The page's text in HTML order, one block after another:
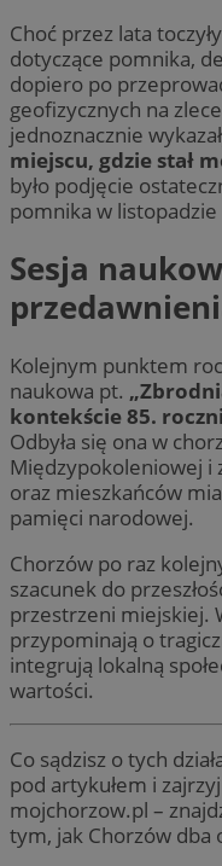
Choć przez lata
dotyczące pomnika,
dopiero po
geofizycznych na
jednoznacznie
miejscu, gdzie stał
było podjęcie
pomnika w
Sesja
Kolejnym punktem
naukowa pt.
kontekście 85.
Odbyła się ona w
Międzypokoleniowej i
oraz mieszkańców
pamięci narodowej.
Chorzów po raz
szacunek do
przestrzeni miejskiej.
przypominają o
integrują lokalną
wartości.
Co sądzisz o tych
pod artykułem i
mojchorzow.pl –
tym, jak Chorzów dba